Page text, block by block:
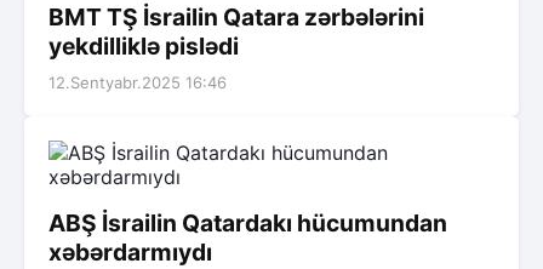
BMT TŞ İsrailin Qatara zərbələrini
yekdilliklə pislədi
12.Sentyabr.2025 16:46
ABŞ İsrailin Qatardakı hücumundan
xəbərdarmıydı